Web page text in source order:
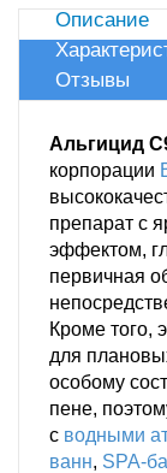
Описание
Отзывы
Альгицид
корпорации
препарат с
эффектом,
первичная
Кроме того,
для
особому
пене,
с водными
ванн, SPA-